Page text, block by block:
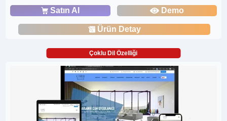
Satın Al Demo
Ürün Detay
Çoklu Dil Özelliği